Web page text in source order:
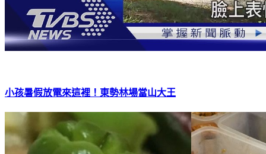
小孩暑假放電來這裡！東勢林場當山大王